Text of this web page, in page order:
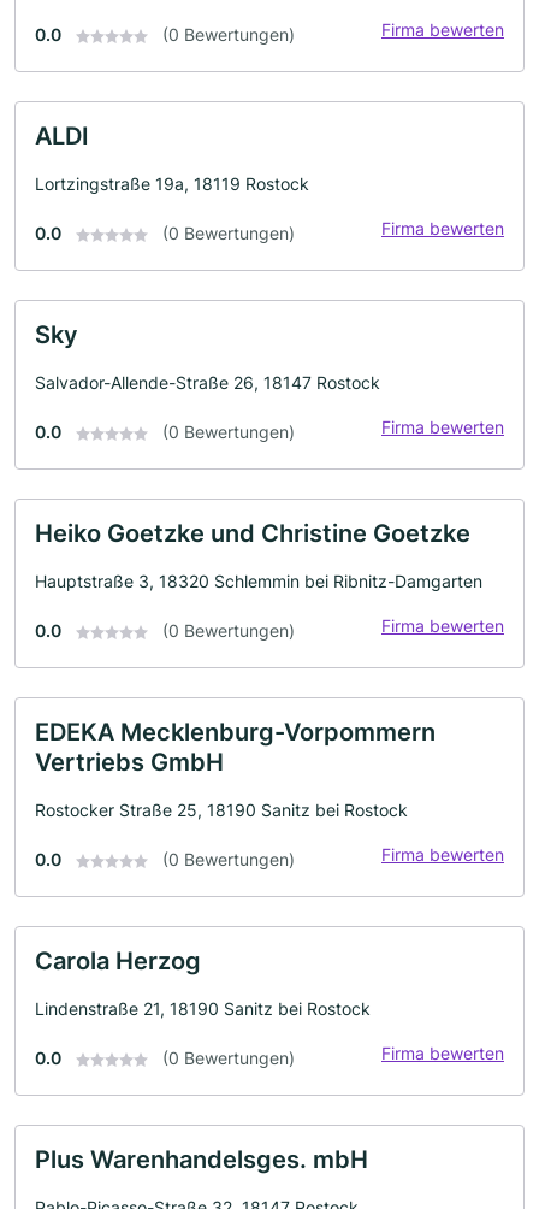
0.0 (0 Bewertungen) Firma bewerten
ALDI
Lortzingstraße 19a, 18119 Rostock
0.0 (0 Bewertungen) Firma bewerten
Sky
Salvador-Allende-Straße 26, 18147 Rostock
0.0 (0 Bewertungen) Firma bewerten
Heiko Goetzke und Christine Goetzke
Hauptstraße 3, 18320 Schlemmin bei Ribnitz-Damgarten
0.0 (0 Bewertungen) Firma bewerten
EDEKA Mecklenburg-Vorpommern
Vertriebs GmbH
Rostocker Straße 25, 18190 Sanitz bei Rostock
0.0 (0 Bewertungen) Firma bewerten
Carola Herzog
Lindenstraße 21, 18190 Sanitz bei Rostock
0.0 (0 Bewertungen) Firma bewerten
Plus Warenhandelsges. mbH